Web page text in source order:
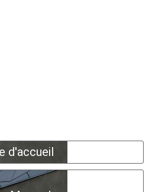
d'accueil